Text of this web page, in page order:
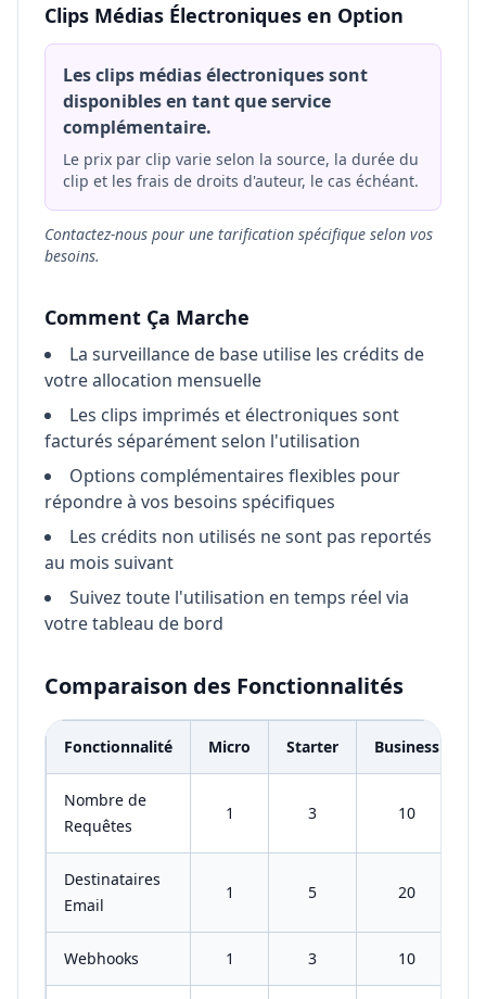
Clips Médias Électroniques en Option
Les clips médias électroniques sont
disponibles en tant que service
complémentaire.
Le prix par clip varie selon la source, la durée du
clip et les frais de droits d'auteur, le cas échéant.
Contactez-nous pour une tarification spécifique selon vos
besoins.
Comment Ça Marche
La surveillance de base utilise les crédits de
votre allocation mensuelle
Les clips imprimés et électroniques sont
facturés séparément selon l'utilisation
Options complémentaires flexibles pour
répondre à vos besoins spécifiques
Les crédits non utilisés ne sont pas reportés
au mois suivant
Suivez toute l'utilisation en temps réel via
votre tableau de bord
Comparaison des Fonctionnalités
Fonctionnalité Micro Starter Business
Nombre de
Requêtes
1 3 10
Destinataires
Email
1 5 20
Webhooks 1 3 10